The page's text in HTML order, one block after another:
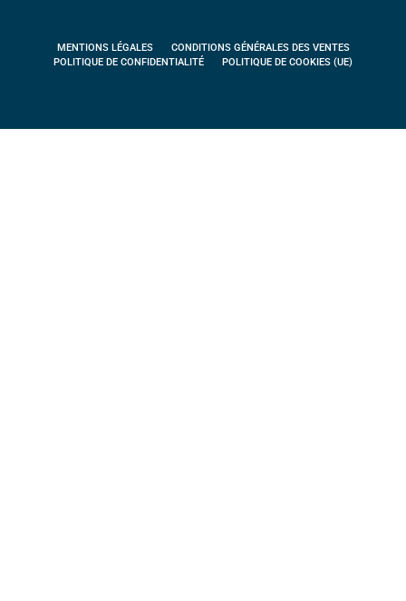
MENTIONS LÉGALES
CONDITIONS GÉNÉRALES DES VENTES
POLITIQUE DE CONFIDENTIALITÉ
POLITIQUE DE COOKIES (UE)